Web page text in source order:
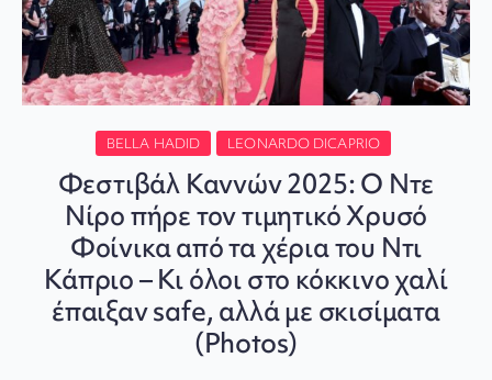
BELLA HADID LEONARDO DICAPRIO
Φεστιβάλ Καννών 2025: Ο Ντε
Νίρο πήρε τον τιμητικό Χρυσό
Φοίνικα από τα χέρια του Ντι
Κάπριο – Κι όλοι στο κόκκινο χαλί
έπαιξαν safe, αλλά με σκισίματα
(Photos)